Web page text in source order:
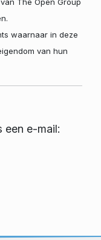
waarnaar in deze
van hun
een e-mail: